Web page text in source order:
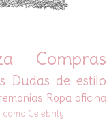
Compras
Dudas de estilo
Ropa oficina
como Celebrity